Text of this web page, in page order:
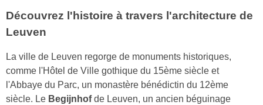
Découvrez l'histoire à travers l'architecture de
Leuven
La ville de Leuven regorge de monuments historiques,
comme l'Hôtel de Ville gothique du 15ème siècle et
l'Abbaye du Parc, un monastère bénédictin du 12ème
siècle. Le Begijnhofde Leuven, un ancien béguinage